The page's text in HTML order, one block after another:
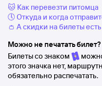
🐱 Как перевезти питомца
🕔 Откуда и когда
👛 А скидки на билеты есть
Можно не печатать билет?
Билеты со знаком
этого значка нет,
обязательно распечатать.